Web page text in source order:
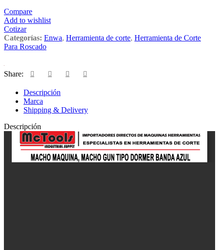
Compare
Add to wishlist
Cotizar
Categorías: Enwa, Herramienta de corte, Herramienta de Corte
Para Roscado
Share:
Descripción
Marca
Shipping & Delivery
Descripción